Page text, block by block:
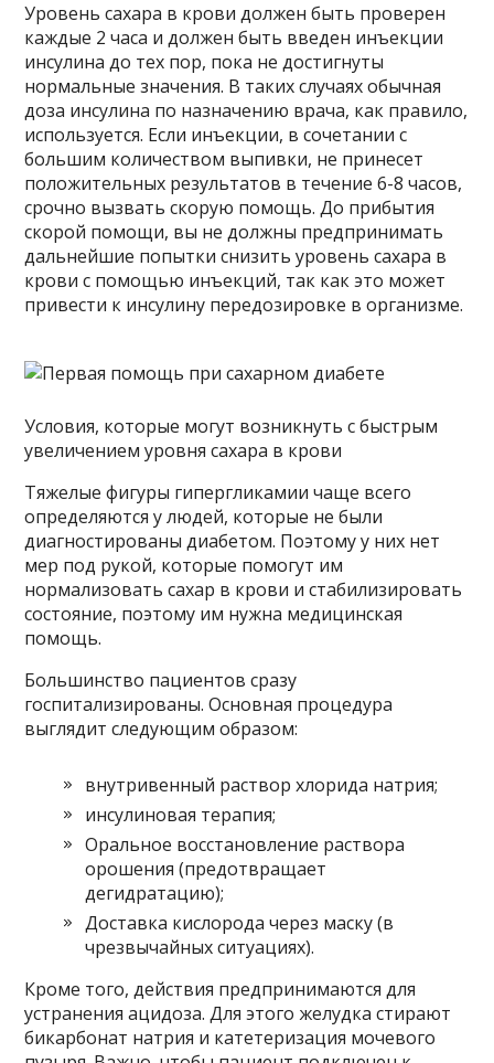
Уровень сахара в крови должен быть проверен
каждые 2 часа и должен быть введен инъекции
инсулина до тех пор, пока не достигнуты
нормальные значения. В таких случаях обычная
доза инсулина по назначению врача, как правило,
используется. Если инъекции, в сочетании с
большим количеством выпивки, не принесет
положительных результатов в течение 6-8 часов,
срочно вызвать скорую помощь. До прибытия
скорой помощи, вы не должны предпринимать
дальнейшие попытки снизить уровень сахара в
крови с помощью инъекций, так как это может
привести к инсулину передозировке в организме.
Условия, которые могут возникнуть с быстрым
увеличением уровня сахара в крови
Тяжелые фигуры гипергликамии чаще всего
определяются у людей, которые не были
диагностированы диабетом. Поэтому у них нет
мер под рукой, которые помогут им
нормализовать сахар в крови и стабилизировать
состояние, поэтому им нужна медицинская
помощь.
Большинство пациентов сразу
госпитализированы. Основная процедура
выглядит следующим образом:
внутривенный раствор хлорида натрия;
инсулиновая терапия;
Оральное восстановление раствора
орошения (предотвращает
дегидратацию);
Доставка кислорода через маску (в
чрезвычайных ситуациях).
Кроме того, действия предпринимаются для
устранения ацидоза. Для этого желудка стирают
бикарбонат натрия и катетеризация мочевого